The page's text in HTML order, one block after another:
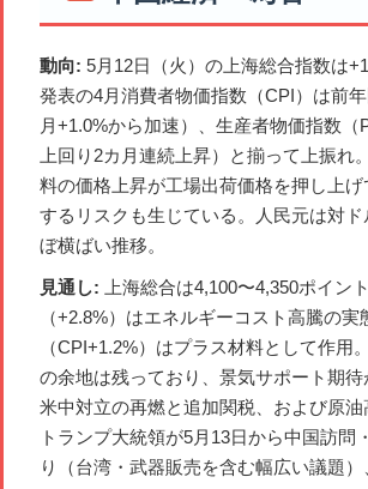
動向: 5月12日（火）の上海総合指数は
発表の4月消費者物価指数（CPI）は前
月+1.0%から加速）、生産者物価指数
上回り2カ月連続上昇）と揃って上振
料の価格上昇が工場出荷価格を押し上
するリスクも生じている。人民元は対
ぼ横ばい推移。
見通し: 上海総合は4,100〜4,350ポイン
（+2.8%）はエネルギーコスト高騰の
（CPI+1.2%）はプラス材料として作
の余地は残っており、景気サポート期
米中対立の再燃と追加関税、および原油
トランプ大統領が5月13日から中国訪
り（台湾・武器販売を含む幅広い議題